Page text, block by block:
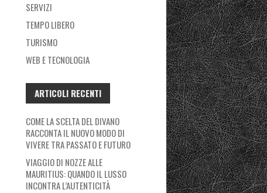
SERVIZI
TEMPO LIBERO
TURISMO
WEB E TECNOLOGIA
ARTICOLI RECENTI
COME LA SCELTA DEL DIVANO
RACCONTA IL NUOVO MODO DI
VIVERE TRA PASSATO E FUTURO
VIAGGIO DI NOZZE ALLE
MAURITIUS: QUANDO IL LUSSO
INCONTRA L’AUTENTICITÀ